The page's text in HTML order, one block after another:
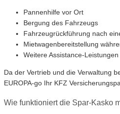
Pannenhilfe vor Ort
Bergung des Fahrzeugs
Fahrzeugrückführung nach
Mietwagenbereitstellung
Weitere Assistance-
Da der Vertrieb und die Verwaltung
EUROPA-go Ihr KFZ
Wie funktioniert die Spar-Kasko